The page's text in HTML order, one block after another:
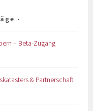
– Beta-Zugang
& Partnerschaft